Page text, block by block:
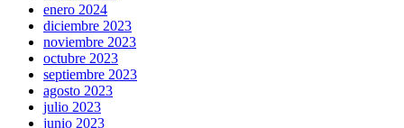
enero 2024
diciembre 2023
noviembre 2023
octubre 2023
septiembre 2023
agosto 2023
julio 2023
junio 2023